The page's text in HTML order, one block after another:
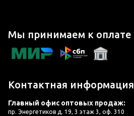
Мы принимаем к оплате
Контактная информация
Главный офис оптовых продаж:
пр. Энергетиков д. 19, 3 этаж 3, оф. 310